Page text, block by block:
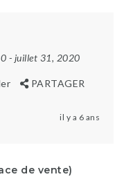
- juillet 31, 2020
PARTAGER
il y a 6 ans
de vente)